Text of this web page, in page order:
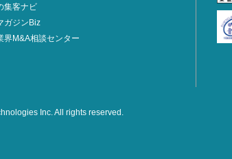
集客ナビ
ガジンBiz
界M&A相談センター
Inc.All rights reserved.